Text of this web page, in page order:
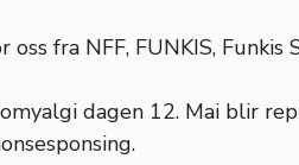
fra NFF, FUNKIS,
dagen 12. Mai blir